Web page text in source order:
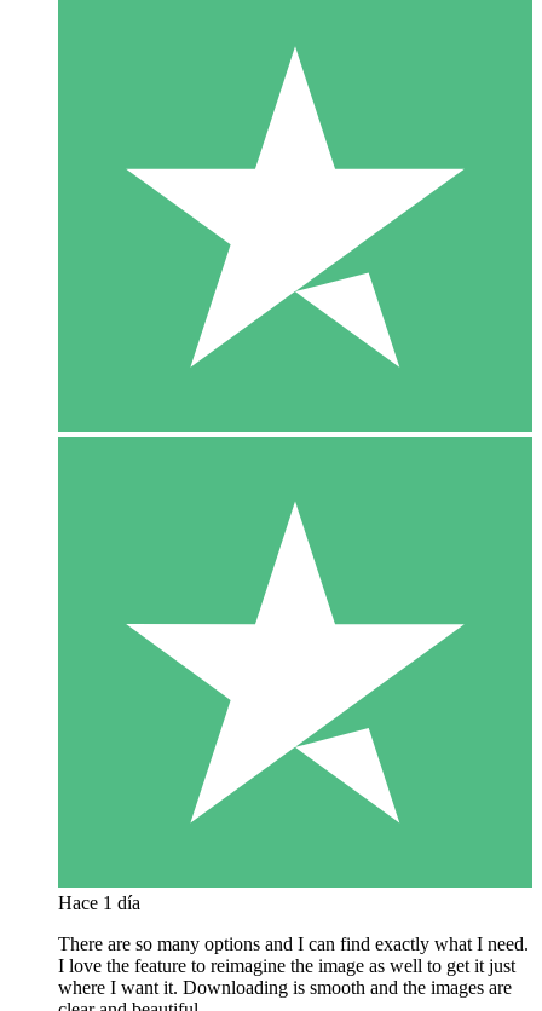
Hace 1 día
There are so many options and I can find exactly what I need.
I love the feature to reimagine the image as well to get it just
where I want it. Downloading is smooth and the images are